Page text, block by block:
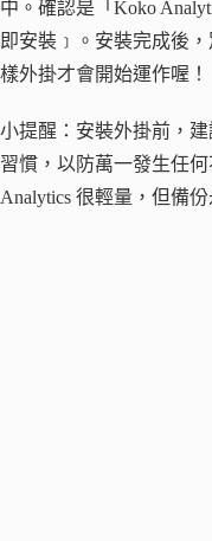
中。確認是「Koko
即安裝﹞。安裝完成後
樣外掛才會開始運作喔！
小提醒：安裝外掛前，
習慣，以防萬一發生任
Analytics 很輕量，但備